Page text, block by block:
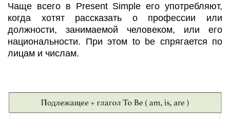
Чаще всего в Present Simple его употребляют,
когда хотят рассказать о профессии или
должности, занимаемой человеком, или его
национальности. При этом to be спрягается по
лицам и числам.